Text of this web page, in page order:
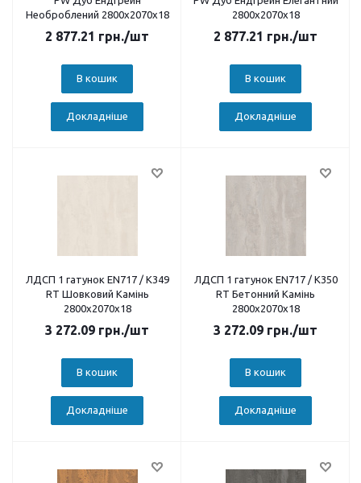
Необроблений 2800х2070х18
2 877.21 грн./шт
В кошик
Докладніше
2800х2070х18
2 877.21 грн./шт
В кошик
Докладніше
ЛДСП 1 гатунок EN717 / K349
RT Шовковий Камінь
2800х2070х18
3 272.09 грн./шт
В кошик
Докладніше
ЛДСП 1 гатунок EN717 / K350
RT Бетонний Камінь
2800х2070х18
3 272.09 грн./шт
В кошик
Докладніше